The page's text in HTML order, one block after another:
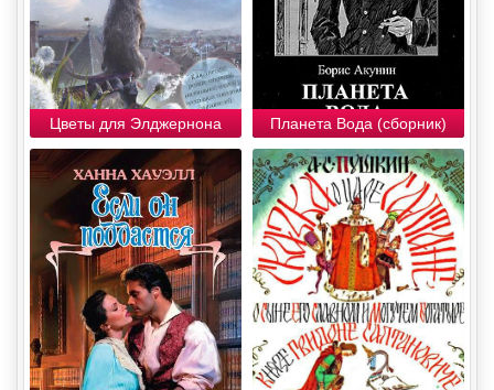
Цветы для Элджернона Планета Вода (сборник)